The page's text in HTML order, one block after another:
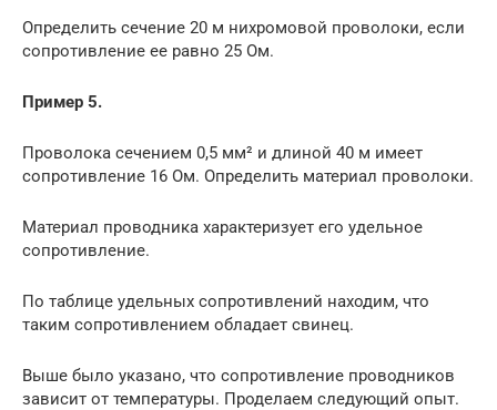
Определить сечение 20 м нихромовой проволоки, если
сопротивление ее равно 25 Ом.
Пример 5.
Проволока сечением 0,5 мм² и длиной 40 м имеет
сопротивление 16 Ом. Определить материал проволоки.
Материал проводника характеризует его удельное
сопротивление.
По таблице удельных сопротивлений находим, что
таким сопротивлением обладает свинец.
Выше было указано, что сопротивление проводников
зависит от температуры. Проделаем следующий опыт.